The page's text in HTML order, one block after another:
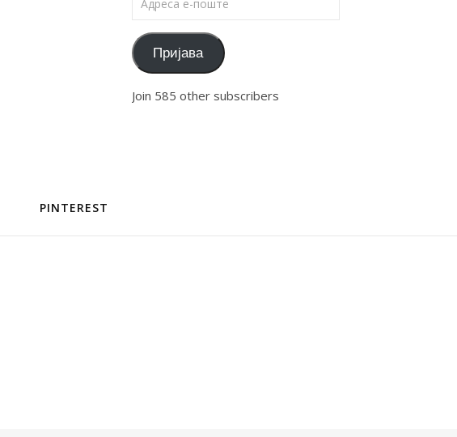
Пријава
Join 585 other subscribers
PINTEREST